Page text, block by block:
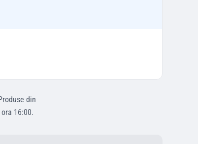
din
ora 16:00.